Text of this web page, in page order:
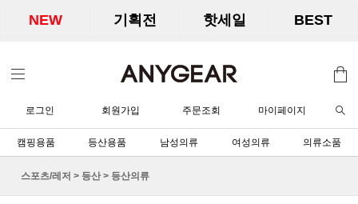
NEW 기획전 핫세일 BEST
로그인 회원가입 주문조회 마이페이지
캠핑용품 등산용품 남성의류 여성의류 의류소품
스포츠/레저 > 등산 > 등산의류